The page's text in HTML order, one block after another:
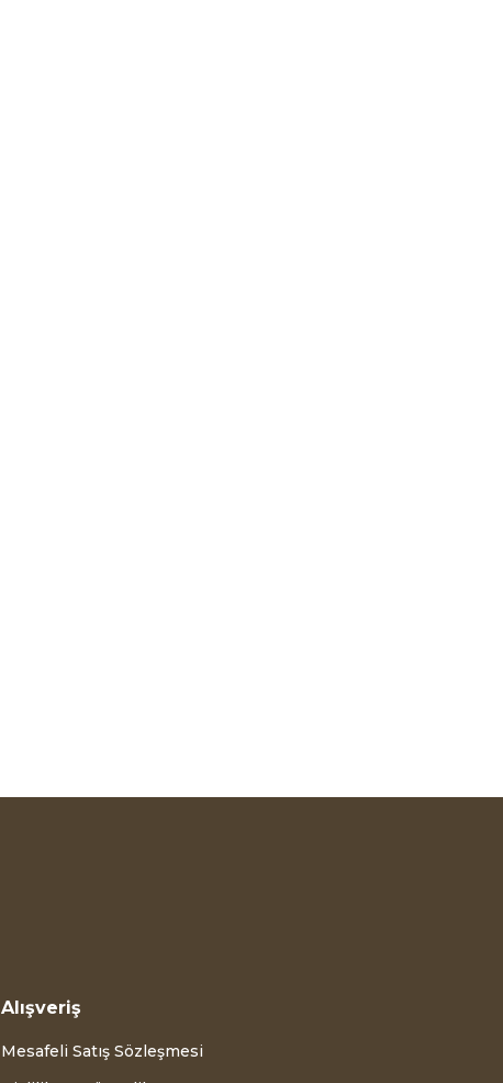
Alışveriş
Mesafeli Satış Sözleşmesi